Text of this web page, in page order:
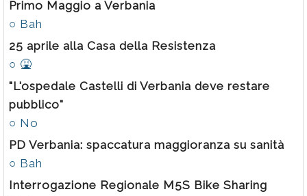
Primo Maggio a Verbania
○ Bah
25 aprile alla Casa della Resistenza
○ 🤮
"L'ospedale Castelli di Verbania deve restare
pubblico"
○ No
PD Verbania: spaccatura maggioranza su sanità
○ Bah
Interrogazione Regionale M5S Bike Sharing